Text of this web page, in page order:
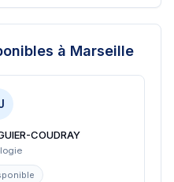
à Marseille
COUDRAY